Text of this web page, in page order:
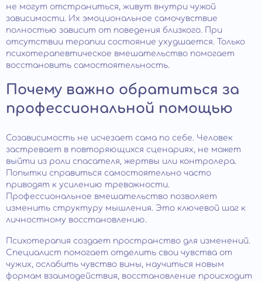
не могут отстраниться, живут внутри чужой
зависимости. Их эмоциональное самочувствие
полностью зависит от поведения близкого. При
отсутствии терапии состояние ухудшается. Только
психотерапевтическое вмешательство помогает
восстановить самостоятельность.
Почему важно обратиться за
профессиональной помощью
Созависимость не исчезает сама по себе. Человек
застревает в повторяющихся сценариях, не может
выйти из роли спасателя, жертвы или контролера.
Попытки справиться самостоятельно часто
приводят к усилению тревожности.
Профессиональное вмешательство позволяет
изменить структуру мышления. Это ключевой шаг к
личностному восстановлению.
Психотерапия создает пространство для изменений.
Специалист помогает отделить свои чувства от
чужих, ослабить чувство вины, научиться новым
формам взаимодействия, восстановление происходит